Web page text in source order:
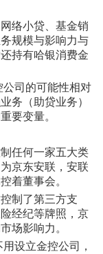
络小贷、基金销
规模与影响力与
持有哈银消费金
司的可能性相对
务（助贷业务）
要变量。
任何一家五大类
京东安联，安联
着董事会。
制了第三方支
经纪等牌照，京
场影响力。
设立金控公司，